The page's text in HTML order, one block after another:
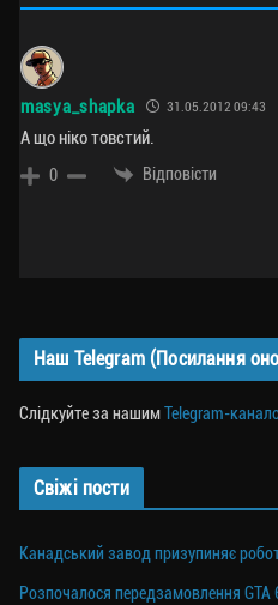
masya_shapka 31.05.2012 09:43
А що ніко товстий.
0 Відповісти
Наш Telegram (Посилання
Слідкуйте за нашимTelegram-
Свіжі пости
Канадський завод призупиняє
Розпочалося передзамовлення GTA